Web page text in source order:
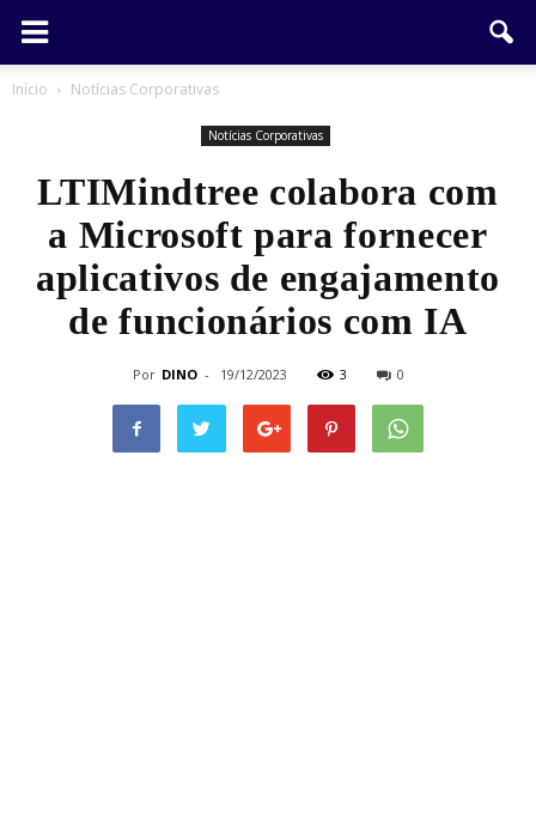
Início Notícias Corporativas
Notícias Corporativas
LTIMindtree colabora com
a Microsoft para fornecer
aplicativos de engajamento
de funcionários com IA
Por DINO - 19/12/2023 3 0